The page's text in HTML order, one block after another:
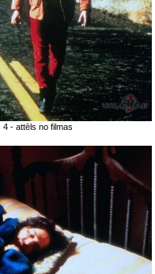
- attēls no filmas